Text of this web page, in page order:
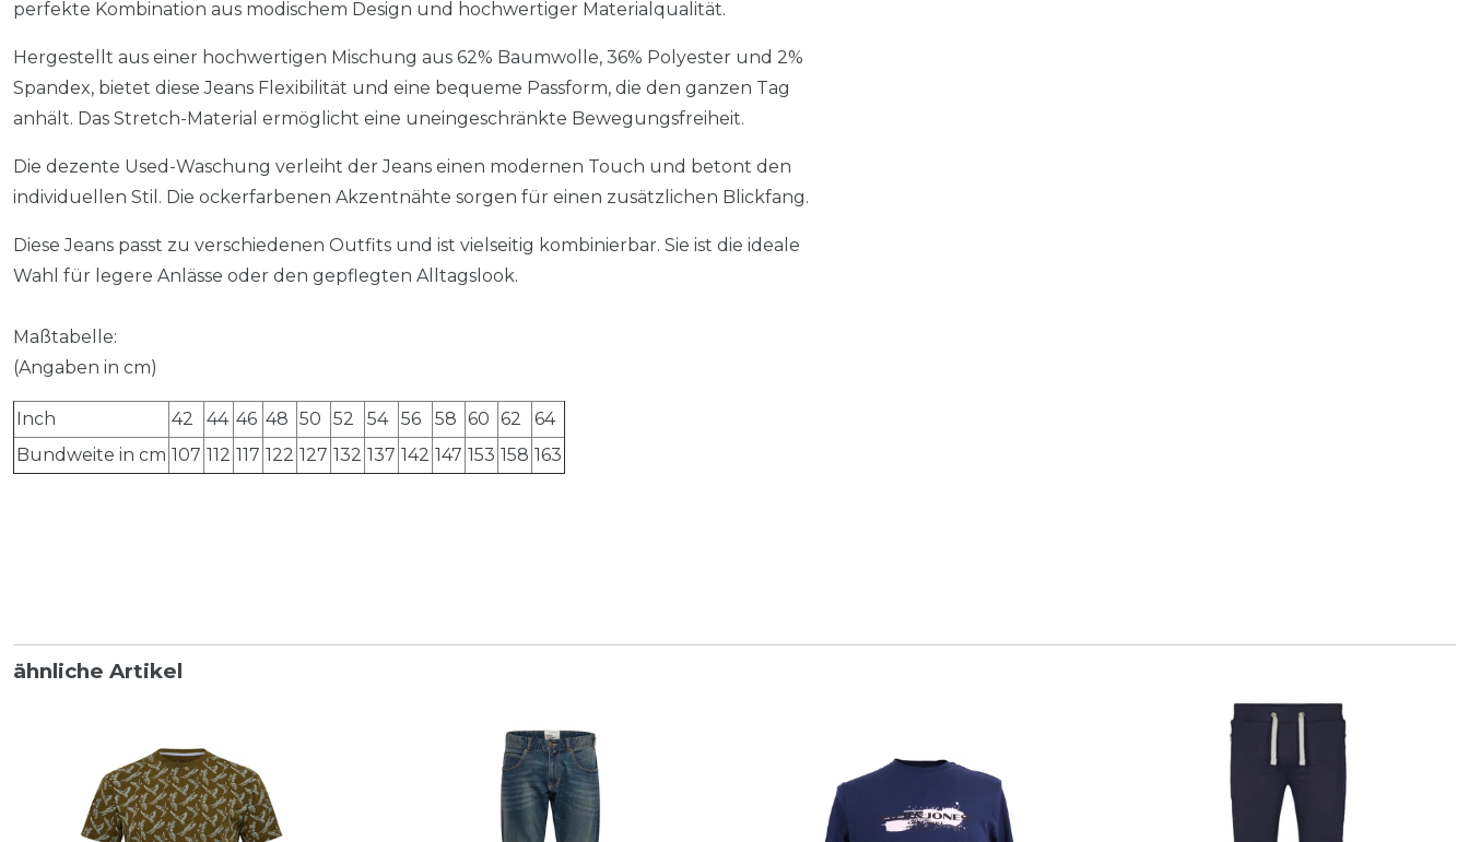
perfekte Kombination aus modischem Design und hochwertiger Materialqualität.
Hergestellt aus einer hochwertigen Mischung aus 62% Baumwolle, 36% Polyester und 2%
Spandex, bietet diese Jeans Flexibilität und eine bequeme Passform, die den ganzen Tag
anhält. Das Stretch-Material ermöglicht eine uneingeschränkte Bewegungsfreiheit.
Die dezente Used-Waschung verleiht der Jeans einen modernen Touch und betont den
individuellen Stil. Die ockerfarbenen Akzentnähte sorgen für einen zusätzlichen Blickfang.
Diese Jeans passt zu verschiedenen Outfits und ist vielseitig kombinierbar. Sie ist die ideale
Wahl für legere Anlässe oder den gepflegten Alltagslook.
Maßtabelle:
(Angaben in cm)
Inch 42 44 46 48 50 52 54 56 58 60 62
64
Bundweite in cm 107 112 117 122 127 132 137 142 147 153 158 163
ähnliche Artikel